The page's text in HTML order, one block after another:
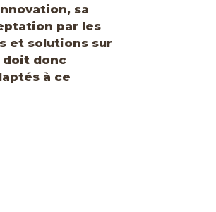
sa
par les
et solutions sur
doit donc
à ce